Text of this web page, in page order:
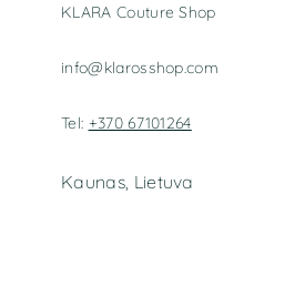
KLARA Couture Shop
info@klarosshop.com
Tel: +370 67101264
Kaunas, Lietuva